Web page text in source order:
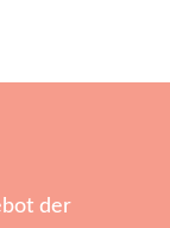
der